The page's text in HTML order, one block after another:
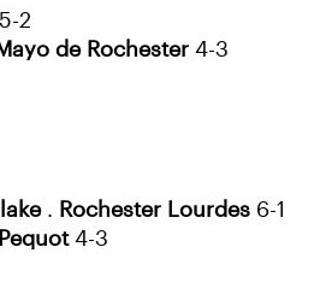
5-2
de Rochester 4-3
. Rochester Lourdes 6-1
4-3